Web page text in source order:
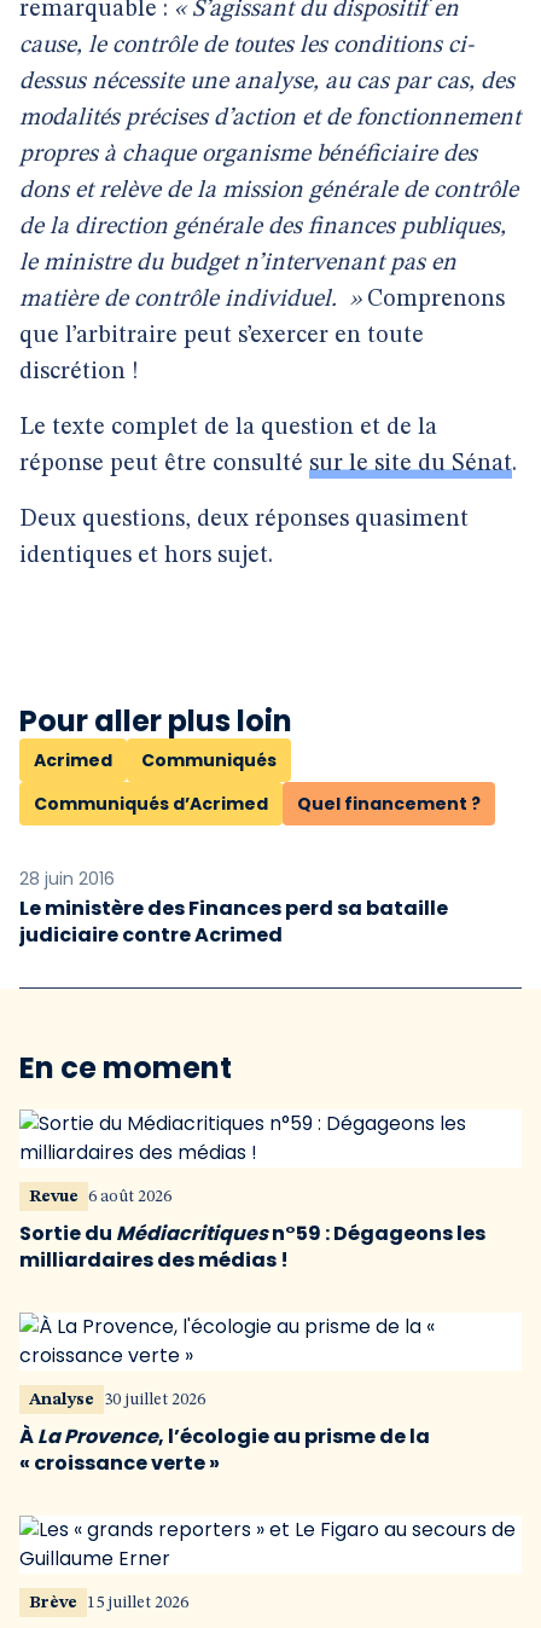
remarquable : « S’agissant du dispositif en
cause, le contrôle de toutes les conditions ci-
dessus nécessite une analyse, au cas par cas, des
modalités précises d’action et de fonctionnement
propres à chaque organisme bénéficiaire des
dons et relève de la mission générale de contrôle
de la direction générale des finances publiques,
le ministre du budget n’intervenant pas en
matière de contrôle individuel. »Comprenons
que l’arbitraire peut s’exercer en toute
discrétion !
Le texte complet de la question et de la
réponse peut être consulté sur le site du Sénat.
Deux questions, deux réponses quasiment
identiques et hors sujet.
Pour aller plus loin
Acrimed
Communiqués
Communiqués d’Acrimed
Quel financement ?
28 juin 2016
Le ministère des Finances perd sa bataille
judiciaire contre Acrimed
En ce moment
Revue 6 août 2026
Sortie du Médiacritiquesn°59 : Dégageons les
milliardaires des médias !
Analyse 30 juillet 2026
ÀLa Provence, l’écologie au prisme de la
« croissance verte »
Brève 15 juillet 2026